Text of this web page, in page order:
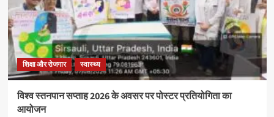
शिक्षा और रोजगार स्वास्थ्य
विश्व स्तनपान सप्ताह 2026 के अवसर पर पोस्टर प्रतियोगिता का
आयोजन